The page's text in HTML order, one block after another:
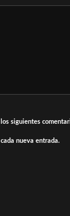
siguientes
nueva entrada.